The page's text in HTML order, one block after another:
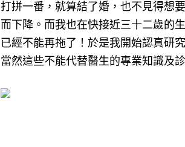
打拼一番，就算結了婚，也不見得想
而下降。 而我也在快接近三十二歲的
已經不能再拖了！ 於是我開始認真研
當然這些不能代替醫生的專業知識及